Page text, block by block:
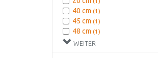
WEITER
40 cm (1)
45 cm (1)
48 cm (1)